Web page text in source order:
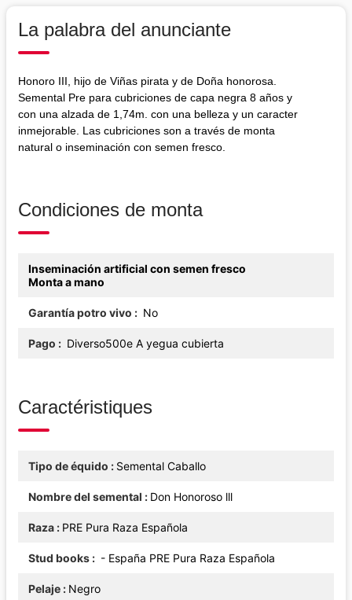
La palabra del anunciante
Honoro III, hijo de Viñas pirata y de Doña honorosa.
Semental Pre para cubriciones de capa negra 8 años y
con una alzada de 1,74m. con una belleza y un caracter
inmejorable. Las cubriciones son a través de monta
natural o inseminación con semen fresco.
Condiciones de monta
Inseminación artificial con semen fresco
Monta a mano
Garantía potro vivo No
Pago Diverso500e A yegua cubierta
Caractéristiques
Tipo de équido Semental Caballo
Nombre del semental Don Honoroso lll
Raza PRE Pura Raza Española
Stud books - España PRE Pura Raza Española
Pelaje Negro